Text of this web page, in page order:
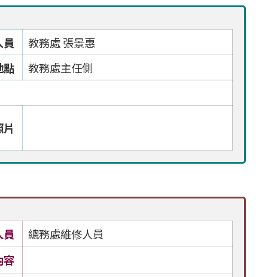
員
教務處 張景惠
點
教務處主任側
總務處維修人員
容